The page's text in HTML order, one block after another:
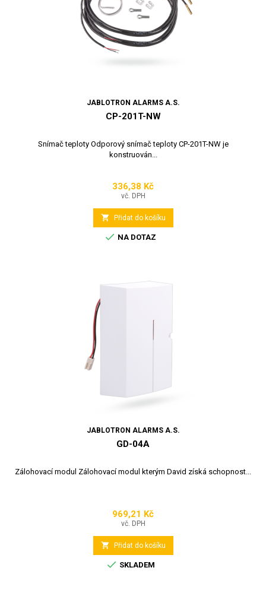
JABLOTRON ALARMS A.S.
CP-201T-NW
Snímač teploty Odporový snímač teploty CP-201T-NW je
konstruován...
Cena
336,38 Kč
vč. DPH
 Přidat do košíku
 NA DOTAZ
JABLOTRON ALARMS A.S.
GD-04A
Zálohovací modul Zálohovací modul kterým David získá schopnost...
Cena
969,21 Kč
vč. DPH
 Přidat do košíku
 SKLADEM